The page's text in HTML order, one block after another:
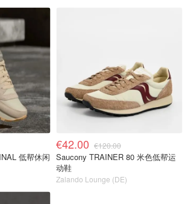
€42.00 €120.00
Saucony TRAINER 80 米色低帮运
动鞋
Zalando Lounge (DE)